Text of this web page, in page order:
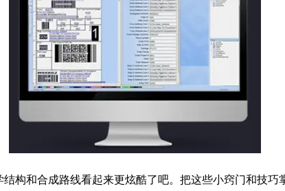
构和合成路线看起来更炫酷了吧。把这些小窍门和技